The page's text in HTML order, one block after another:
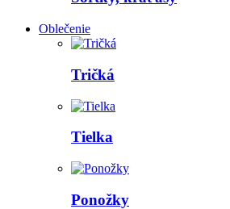
Oblečenie
Tričká
Tielka
Ponožky